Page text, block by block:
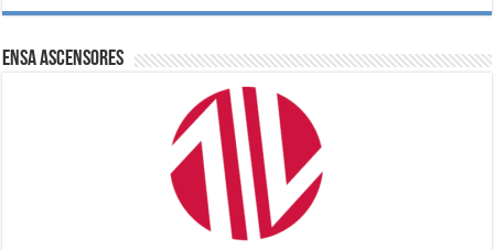
ENSA Ascensores